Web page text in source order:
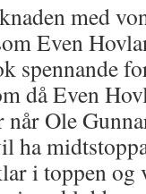
med
Even
spennande
då Even
når Ole
ha
i toppen og